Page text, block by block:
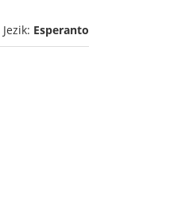
Jezik: Esperanto